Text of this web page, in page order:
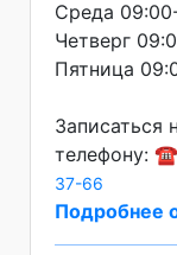
Среда
Четверг
Пятница
Записаться
телефону: ☎️
37-66
Подробнее